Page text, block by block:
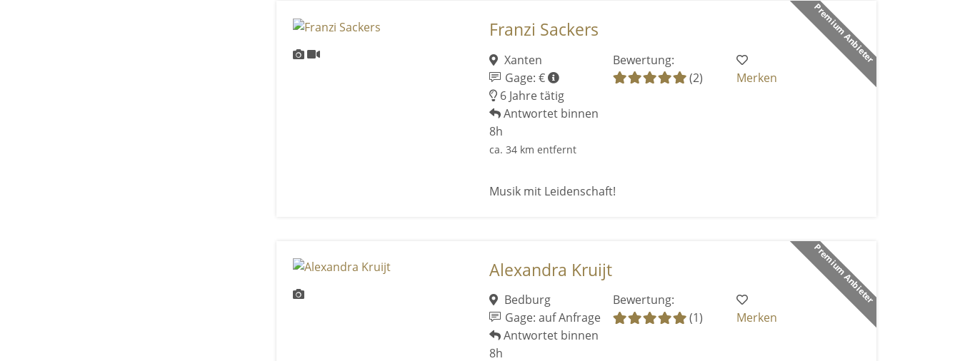
Premium Anbieter
Franzi Sackers
Xanten
Gage: €
6 Jahre tätig
Antwortet binnen
8h
ca. 34 km entfernt
Bewertung:
(2)
Merken
Musik mit Leidenschaft!
Premium Anbieter
Alexandra Kruijt
Bedburg
Gage: auf Anfrage
Antwortet binnen
8h
Bewertung:
(1)
Merken